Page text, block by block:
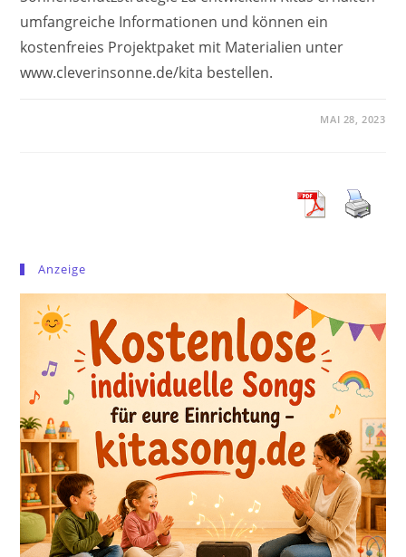
umfangreiche Informationen und können ein
kostenfreies Projektpaket mit Materialien unter
www.cleverinsonne.de/kita bestellen.
MAI 28, 2023
Anzeige